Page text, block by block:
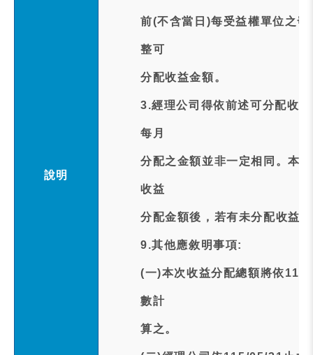
說明
前(不含當日)每受益權單位之
整可
分配收益金額。
3.經理公司得依前述可分配收
每月
分配之金額並非一定相同。本
收益
分配金額後，若有未分配收益
9.其他應敘明事項:
(一)本次收益分配總額將依
數計
算之。